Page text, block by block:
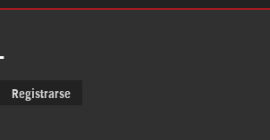
Registrarse